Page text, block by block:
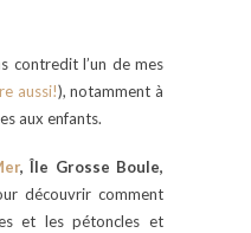
contredit l’un de mes
aussi!), notamment à
aux enfants.
, Île Grosse Boule,
découvrir comment
et les pétoncles et